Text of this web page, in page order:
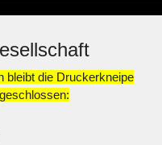
bleibt die Druckerkneipe